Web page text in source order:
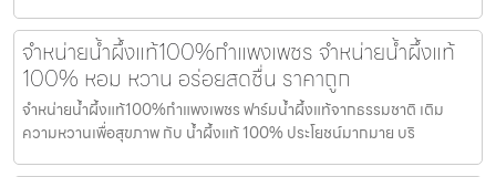
จำหน่ายน้ำผึ้งแท้100%กำแพงเพชร จำหน่ายน้ำผึ้งแท้
100% หอม หวาน อร่อยสดชื่น ราคาถูก
จำหน่ายน้ำผึ้งแท้100%กำแพงเพชร ฟาร์มน้ำผึ้งแท้จากธรรมชาติ เติม
ความหวานเพื่อสุขภาพ กับ น้ำผึ้งแท้ 100% ประโยชน์มากมาย บริ